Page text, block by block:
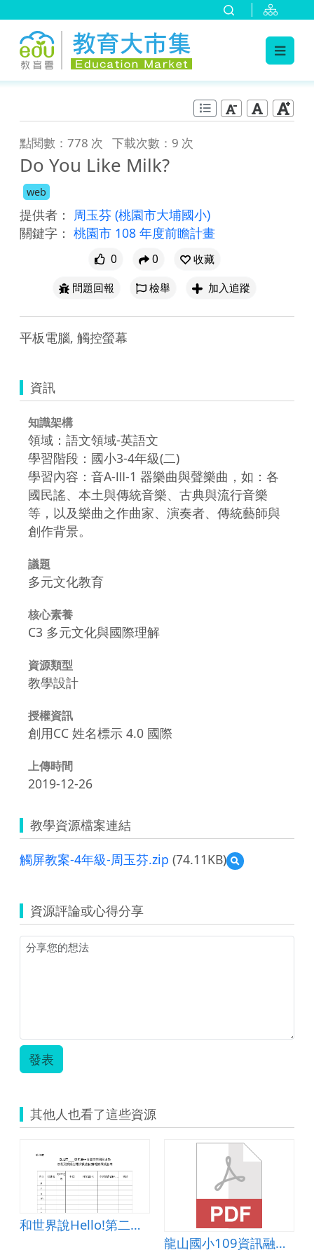
點閱數：778 次 下載次數：9 次
Do You Like Milk?
web
提供者： 周玉芬 (桃園市大埔國小)
關鍵字： 桃園市 108 年度前瞻計畫
0 0
收藏
問題回報
檢舉 加入追蹤
平板電腦, 觸控螢幕
資訊
知識架構
領域：語文領域-英語文
學習階段：國小3-4年級(二)
學習內容：音A-Ⅲ-1 器樂曲與聲樂曲，如：各
國民謠、本土與傳統音樂、古典與流行音樂
等，以及樂曲之作曲家、演奏者、傳統藝師與
創作背景。
議題
多元文化教育
核心素養
C3 多元文化與國際理解
資源類型
教學設計
授權資訊
創用CC 姓名標示 4.0 國際
上傳時間
2019-12-26
教學資源檔案連結
觸屏教案-4年級-周玉芬.zip (74.11KB)
預
覽
案-4
年
資源評論或心得分享
發表
其他人也看了這些資源
和世界說Hello!第二單元情緒萬花筒Dealing with Anger
龍山國小109資訊融入校訂英語課程教案設計